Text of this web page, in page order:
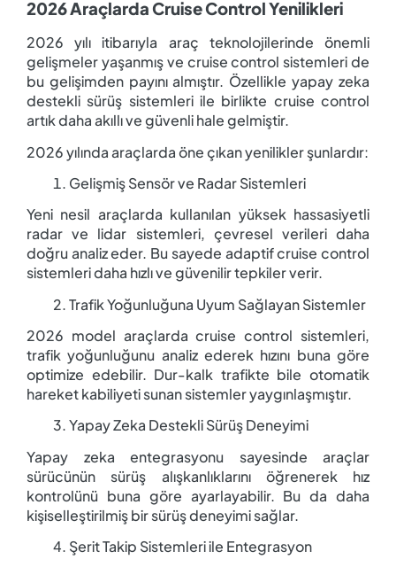
2026 Araçlarda Cruise Control Yenilikleri
2026 yılı itibarıyla araç teknolojilerinde önemli
gelişmeler yaşanmış ve cruise control sistemleri de
bu gelişimden payını almıştır. Özellikle yapay zeka
destekli sürüş sistemleri ile birlikte cruise control
artık daha akıllı ve güvenli hale gelmiştir.
2026 yılında araçlarda öne çıkan yenilikler şunlardır:
Gelişmiş Sensör ve Radar Sistemleri
Yeni nesil araçlarda kullanılan yüksek hassasiyetli
radar ve lidar sistemleri, çevresel verileri daha
doğru analiz eder. Bu sayede adaptif cruise control
sistemleri daha hızlı ve güvenilir tepkiler verir.
Trafik Yoğunluğuna Uyum Sağlayan Sistemler
2026 model araçlarda cruise control sistemleri,
trafik yoğunluğunu analiz ederek hızını buna göre
optimize edebilir. Dur-kalk trafikte bile otomatik
hareket kabiliyeti sunan sistemler yaygınlaşmıştır.
Yapay Zeka Destekli Sürüş Deneyimi
Yapay zeka entegrasyonu sayesinde araçlar
sürücünün sürüş alışkanlıklarını öğrenerek hız
kontrolünü buna göre ayarlayabilir. Bu da daha
kişiselleştirilmiş bir sürüş deneyimi sağlar.
Şerit Takip Sistemleri ile Entegrasyon